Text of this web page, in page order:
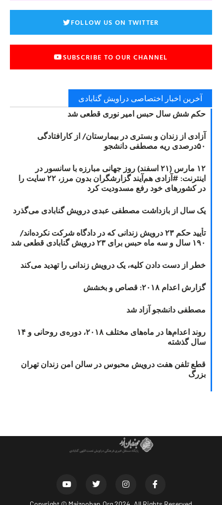
FOLLOW US ON TWITTER
SUBSCRIBE TO OUR CHANNEL
آخرین اخبار اختصاصی دراویش گنابادی
حکم شش سال حبس امیر نوری قطعی شد
آزادی از زندان و بستری در بیمارستان/ از کارافتادگی
۵۰درصدی ریه مصطفی دانشجو
۱۲ مارس (۲۱ اسفند) روز جهانی مبارزه با سانسور در
اینترنت: #آزادی هم‌آیند گزارشگران‌ بدون مرز، ۲۲ سایت را
در کشورهای خود رفع مسدودیت کرد
یک سال از بازداشت مصطفی عبدی درویش گنابادی می‌گذرد
تأیید حکم ۲۳ درویش زندانی که در دادگاه شرکت نکرده‌اند/
۱۹۰ سال و سه ماه حبس برای ۲۳ درویش گنابادی قطعی شد
خطر از دست دادن کلیه، یک درویش زندانی را تهدید می‌کند
گزارش اعدام ۲۰۱۸: قصاص و بخشش
مصطفی دانشجو آزاد شد
روند اعدام‌ها در ماه‌های مختلف ۲۰۱۸، دوره‌ی روحانی و ۱۴
سال گذشته
قطع تلفن هفت درویش محبوس در سالن امن زندان تهران
بزرگ